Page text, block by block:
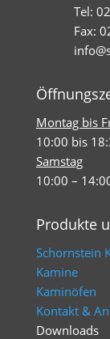
Tel:
Fax:
Montag bis
10:00 bis
Samstag
10:00 –
Produkte
Schornstein
Kamine
Kaminöfen
Kontakt &
Downloads